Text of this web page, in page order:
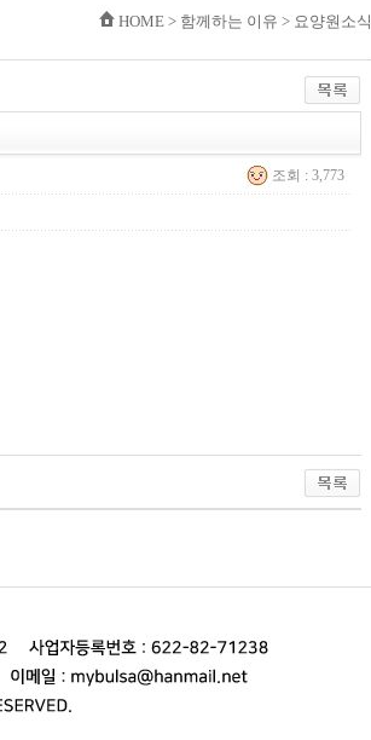
HOME > 함께하는 이유 > 요양원소식
조회 : 3,773